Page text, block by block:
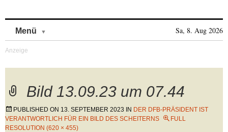
Menü Sa, 8. Aug 2026
Bild 13.09.23 um 07.44
PUBLISHED ON 13. SEPTEMBER 2023 IN DER DFB-PRÄSIDENT IST
VERANTWORTLICH FÜR EIN BILD DES SCHEITERNS
FULL
RESOLUTION (620 × 455)